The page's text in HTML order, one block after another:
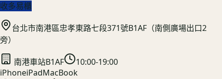
收多易櫃
台北市南港區忠孝東路七段371號B1AF（南側廣場出口2
旁）
南港車站B1AF
10:00-19:00
iPhoneiPadMacBook